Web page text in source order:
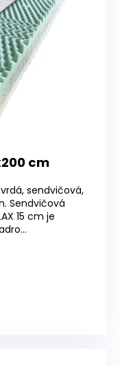
cm
sendvičová,
Sendvičová
15 cm je